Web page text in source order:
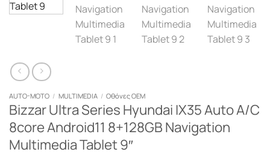
AUTO-MOTO / MULTIMEDIA / Οθόνες OEM
Bizzar Ultra Series Hyundai IX35 Auto A/C
8core Android11 8+128GB Navigation
Multimedia Tablet 9″